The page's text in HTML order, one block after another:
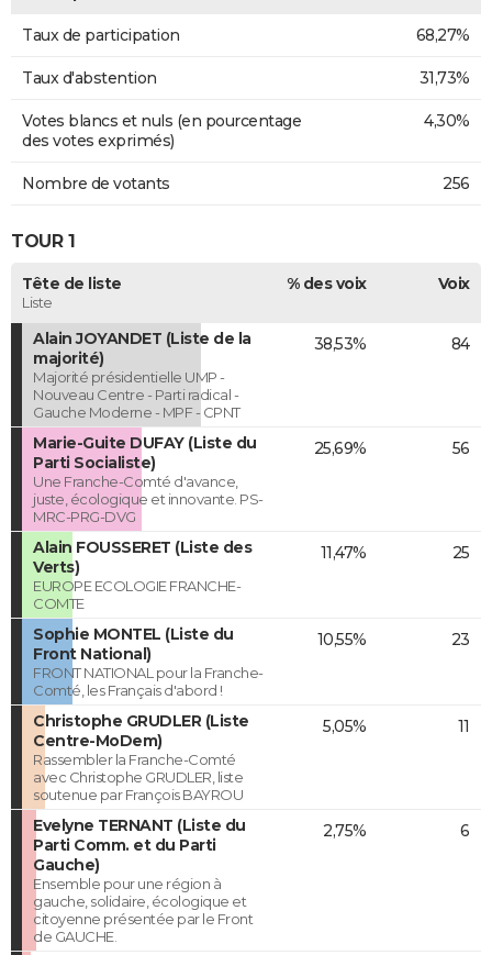
Taux de participation 68,27%
Taux d'abstention 31,73%
Votes blancs et nuls (en pourcentage
des votes exprimés)
4,30%
Nombre de votants 256
TOUR 1
Tête de liste
Liste
% des voix Voix
Alain JOYANDET (Liste de la
majorité)
Majorité présidentielle UMP -
Nouveau Centre - Parti radical -
Gauche Moderne - MPF - CPNT
38,53% 84
Marie-Guite DUFAY (Liste du
Parti Socialiste)
Une Franche-Comté d'avance,
juste, écologique et innovante. PS-
MRC-PRG-DVG
25,69% 56
Alain FOUSSERET (Liste des
Verts)
EUROPE ECOLOGIE FRANCHE-
COMTE
11,47% 25
Sophie MONTEL (Liste du
Front National)
FRONT NATIONAL pour la Franche-
Comté, les Français d'abord !
10,55% 23
Christophe GRUDLER (Liste
Centre-MoDem)
Rassembler la Franche-Comté
avec Christophe GRUDLER, liste
soutenue par François BAYROU
5,05% 11
Evelyne TERNANT (Liste du
Parti Comm. et du Parti
Gauche)
Ensemble pour une région à
gauche, solidaire, écologique et
citoyenne présentée par le Front
de GAUCHE.
2,75% 6